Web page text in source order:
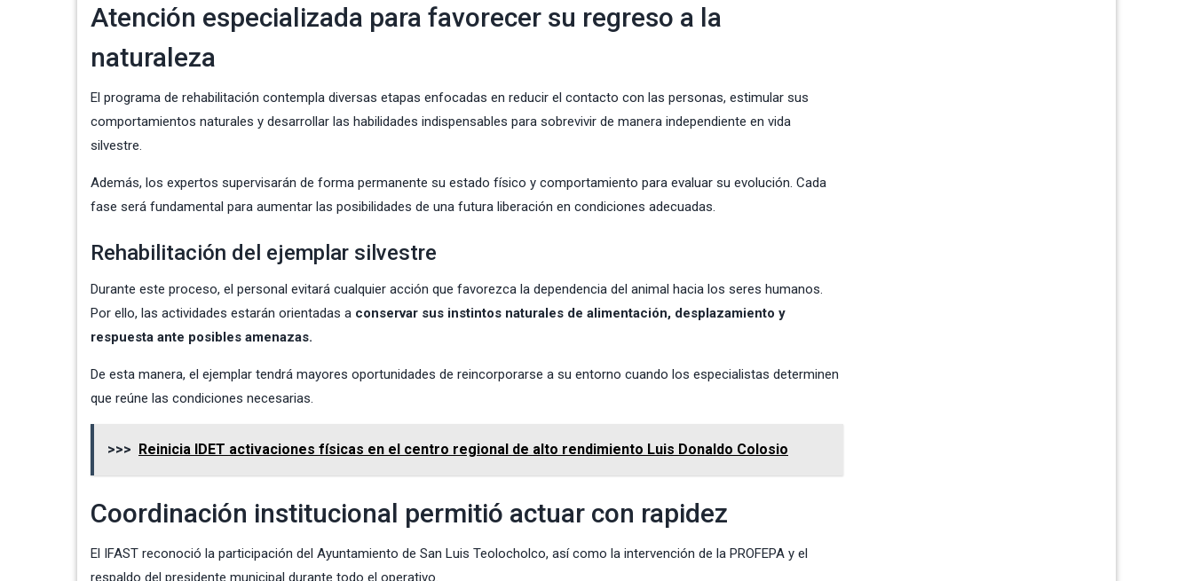
Atención especializada para favorecer su regreso a la
naturaleza
El programa de rehabilitación contempla diversas etapas enfocadas en reducir el contacto con las personas, estimular sus
comportamientos naturales y desarrollar las habilidades indispensables para sobrevivir de manera independiente en vida
silvestre.
Además, los expertos supervisarán de forma permanente su estado físico y comportamiento para evaluar su evolución. Cada
fase será fundamental para aumentar las posibilidades de una futura liberación en condiciones adecuadas.
Rehabilitación del ejemplar silvestre
Durante este proceso, el personal evitará cualquier acción que favorezca la dependencia del animal hacia los seres humanos.
Por ello, las actividades estarán orientadas a conservar sus instintos naturales de alimentación, desplazamiento y
respuesta ante posibles amenazas.
De esta manera, el ejemplar tendrá mayores oportunidades de reincorporarse a su entorno cuando los especialistas determinen
que reúne las condiciones necesarias.
>>> Reinicia IDET activaciones físicas en el centro regional de alto rendimiento Luis Donaldo Colosio
Coordinación institucional permitió actuar con rapidez
El IFAST reconoció la participación del Ayuntamiento de San Luis Teolocholco, así como la intervención de la PROFEPA y el
respaldo del presidente municipal durante todo el operativo.